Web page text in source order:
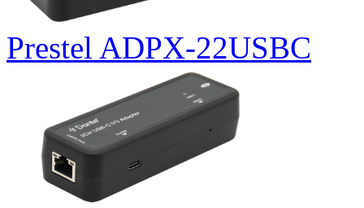
Prestel ADPX-22USBC